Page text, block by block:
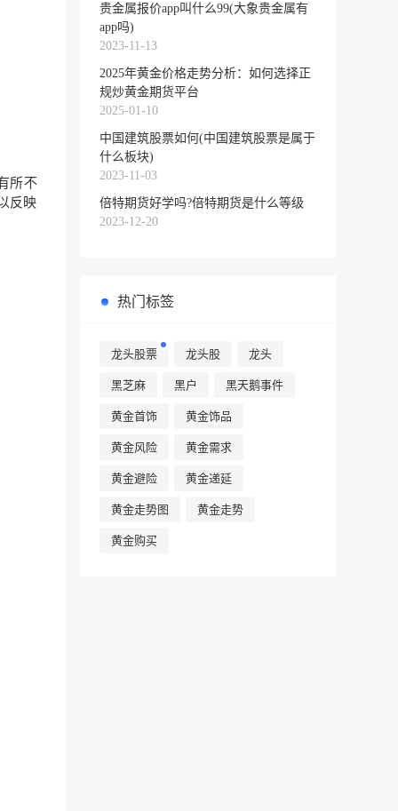
所不
反映
贵金属报价app叫什么99(大象贵金属有
app吗)
2023-11-13
2025年黄金价格走势分析：如何选择正
规炒黄金期货平台
2025-01-10
中国建筑股票如何(中国建筑股票是属于
什么板块)
2023-11-03
倍特期货好学吗?倍特期货是什么等级
2023-12-20
热门标签
龙头股票 龙头股 龙头
黑芝麻 黑户 黑天鹅事件
黄金首饰 黄金饰品
黄金风险 黄金需求
黄金避险 黄金递延
黄金走势图 黄金走势
黄金购买